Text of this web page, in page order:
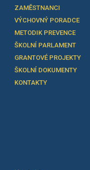
ZAMĚSTNANCI
VÝCHOVNÝ PORADCE
METODIK PREVENCE
ŠKOLNÍ PARLAMENT
GRANTOVÉ PROJEKTY
ŠKOLNÍ DOKUMENTY
KONTAKTY